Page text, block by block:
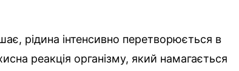
рідина інтенсивно перетворюється в
реакція організму, який намагається